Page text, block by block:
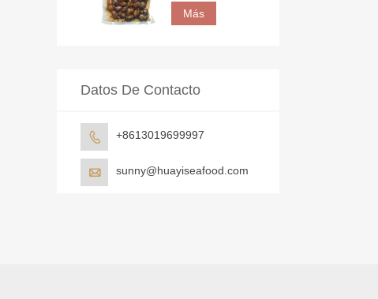
vacío
Más
Datos De Contacto
 +8613019699997
 sunny@huayiseafood.com